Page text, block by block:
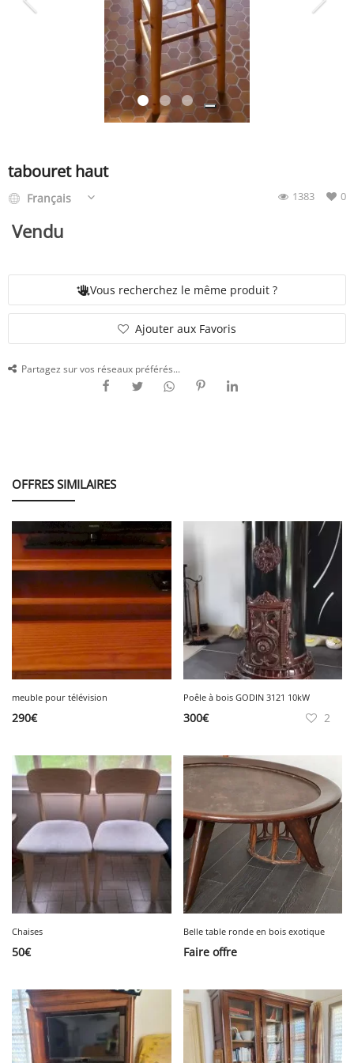
BILLET & COVOIT'
Français
tabouret haut
0
1383
Français
Vendu
Vous recherchez le même produit ?
Ajouter aux Favoris
Partagez sur vos réseaux préférés...
OFFRES SIMILAIRES
meuble pour télévision
290€
Poêle à bois GODIN 3121 10kW
300€ 2
Chaises
50€
Belle table ronde en bois exotique
Faire offre